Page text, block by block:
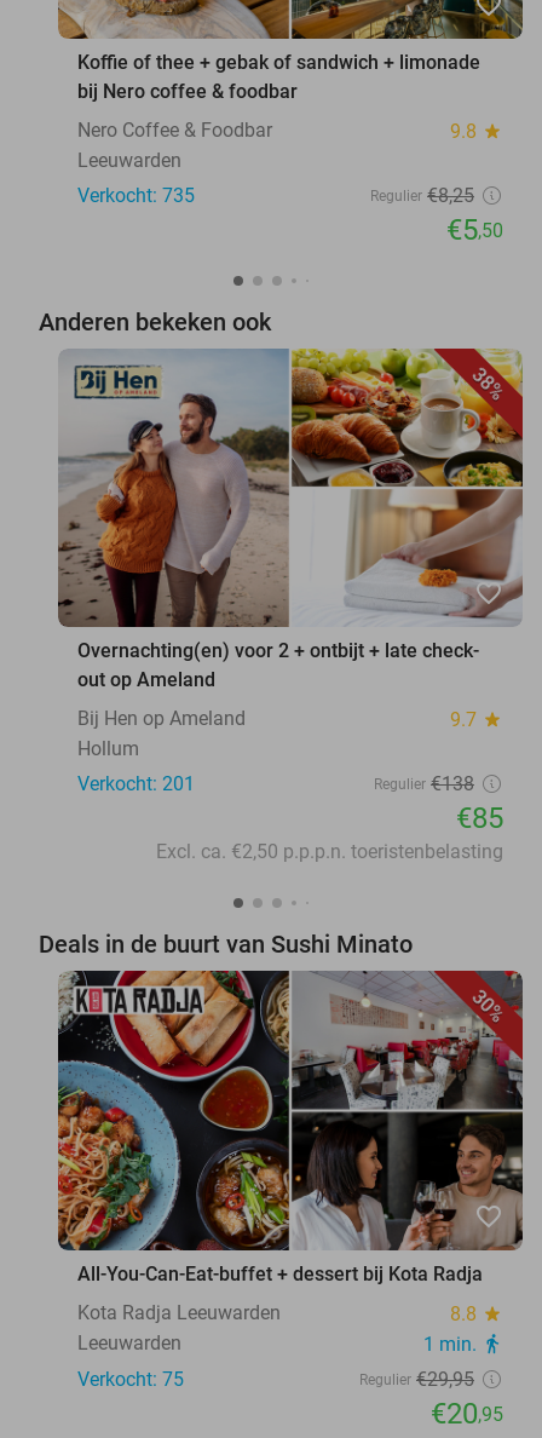
Koffie of thee + gebak of sandwich + limonade
bij Nero coffee & foodbar
Nero Coffee & Foodbar
9.8 star
Leeuwarden
Verkocht: 735
Regulier €8,25
€5,50
Anderen bekeken ook
38%
favorite_border
Overnachting(en) voor 2 + ontbijt + late check-
out op Ameland
Bij Hen op Ameland
9.7 star
Hollum
Verkocht: 201
Regulier €138
€85
Excl. ca. €2,50 p.p.p.n. toeristenbelasting
Deals in de buurt van Sushi Minato
30%
favorite_border
All-You-Can-Eat-buffet + dessert bij Kota Radja
Kota Radja Leeuwarden
8.8 star
Leeuwarden 1 min. directions_walk
Verkocht: 75 Regulier €29,95
€20,95